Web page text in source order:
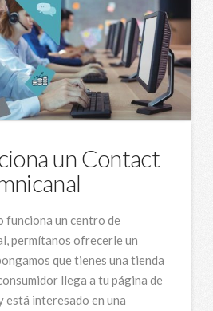
un Contact
funciona un centro de
permítanos ofrecerle un
que tienes una tienda
llega a tu página de
está interesado en una